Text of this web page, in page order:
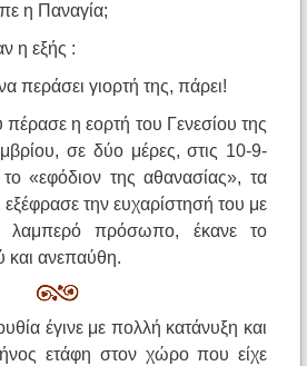
η Παναγία;
η εξής :
περάσει γιορτή της, πάρει!
η εορτή του Γενεσίου της
σε δύο μέρες, στις 10-9-
«εφόδιον της αθανασίας», τα
την ευχαρίστησή του με
λαμπερό πρόσωπο, έκανε το
και ανεπαύθη.
έγινε με πολλή κατάνυξη και
ετάφη στον χώρο που είχε